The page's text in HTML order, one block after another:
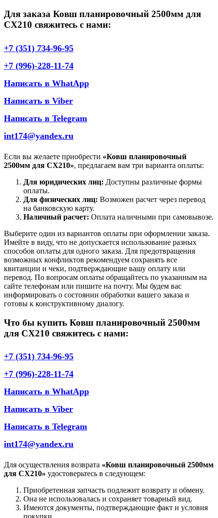
Для заказа Ковш планировочный 2500мм для
СХ210 свяжитесь с нами:
+7 (351) 734-96-95
+7 (996)-228-11-74
Написать в WhatApp
Написать в Viber
Написать в Telegram
int174@yandex.ru
Если вы желаете приобрести «Ковш планировочный
2500мм для СХ210», предлагаем вам три варианта оплаты:
Для юридических лиц: Доступны различные формы
оплаты.
Для физических лиц: Возможен расчет через перевод
на банковскую карту.
Наличный расчет: Оплата наличными при самовывозе.
Выберите один из вариантов оплаты при оформлении заказа.
Имейте в виду, что не допускается использование разных
способов оплаты для одного заказа. Для предотвращения
возможных конфликтов рекомендуем сохранять все
квитанции и чеки, подтверждающие вашу оплату или
перевод. По вопросам оплаты обращайтесь по указанным на
сайте телефонам или пишите на почту. Мы будем вас
информировать о состоянии обработки вашего заказа и
готовы к конструктивному диалогу.
Что бы купить Ковш планировочный 2500мм
для СХ210 свяжитесь с нами:
+7 (351) 734-96-95
+7 (996)-228-11-74
Написать в WhatApp
Написать в Viber
Написать в Telegram
int174@yandex.ru
Для осуществления возврата «Ковш планировочный 2500мм
для СХ210» удостоверьтесь в следующем:
Приобретенная запчасть подлежит возврату и обмену.
Она не использовалась и сохраняет товарный вид.
Имеются документы, подтверждающие факт и условия